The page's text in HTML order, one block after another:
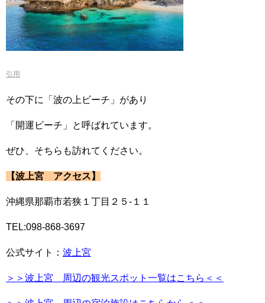
引用
その下に「波の上ビーチ」があり
「開運ビーチ」と呼ばれています。
ぜひ、そちらも訪れてください。
【波上宮 アクセス】
沖縄県那覇市若狭１丁目２５-１１
TEL:098-868-3697
公式サイト： 波上宮
＞＞波上宮 周辺の観光スポット一覧はこちら＜＜